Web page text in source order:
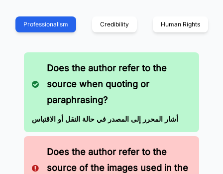
Professionalism Credibility Human Rights
Does the author refer to the
source when quoting or
paraphrasing?
أشار المحرر إلى المصدر في حالة النقل أو الاقتباس
Does the author refer to the
source of the images used in the